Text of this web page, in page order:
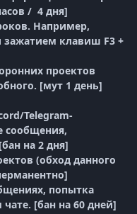
/ 4 дня]
Например,
клавиш F3 +
проектов
[мут 1 день]
Telegram-
сообщения,
на 2 дня]
(обход данного
попытка
[бан на 60 дней]